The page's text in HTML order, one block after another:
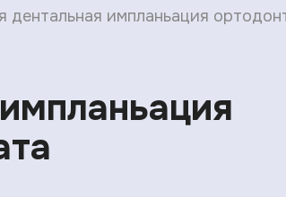
дентальная импланьация